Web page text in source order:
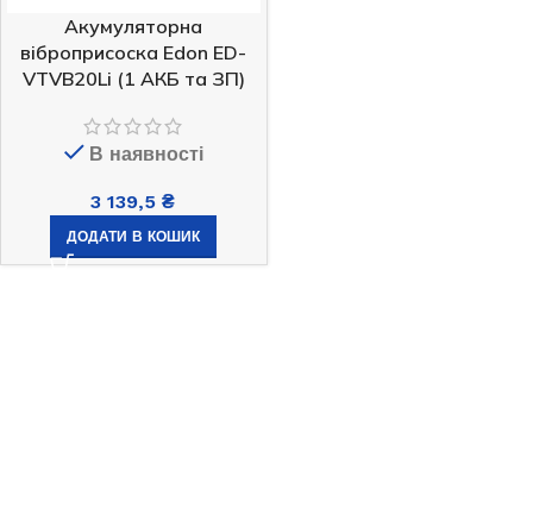
Акумуляторна
віброприсоска Edon ED-
VTVB20Li (1 АКБ та ЗП)
В наявності
3 139,5 ₴
ДОДАТИ В КОШИК